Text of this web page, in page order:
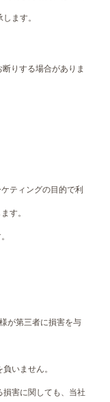
ます。
りする場合がありま
ティングの目的で利
す。
が第三者に損害を与
いません。
害に関しても、当社